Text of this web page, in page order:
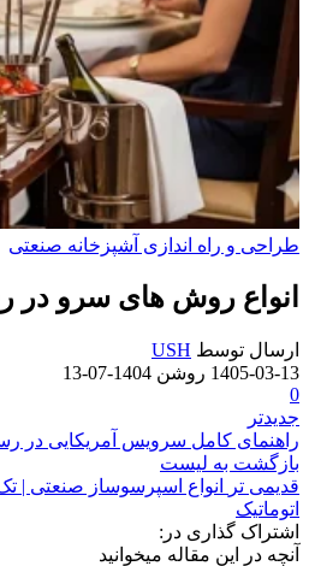
طراحی و راه‌ اندازی آشپزخانه صنعتی
انواع روش های سرو در
ارسال توسط USH
1405-03-13 روشن 1404-07-13
0
جدیدتر
راهنمای کامل سرویس آمریکایی در
بازگشت به لیست
قدیمی تر
انواع اسپرسوساز صنعتی |
اتوماتیک
اشتراک گذاری در:
آنچه در این مقاله میخوانید